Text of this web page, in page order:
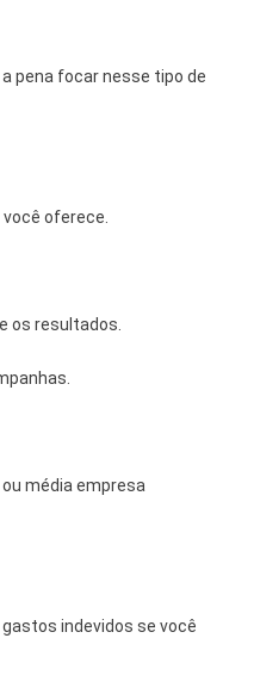
pena focar nesse tipo de
oferece.
os resultados.
média empresa
indevidos se você